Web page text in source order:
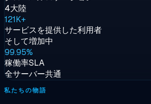
4大陸
121K+
サービスを提供した利用者
そして増加中
99.95%
稼働率SLA
全サーバー共通
私たちの物語